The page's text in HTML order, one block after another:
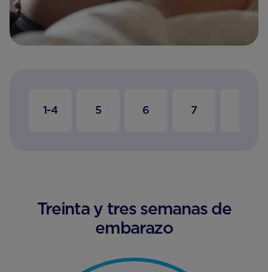
1-4 5 6 7
Treinta y tres semanas de
embarazo